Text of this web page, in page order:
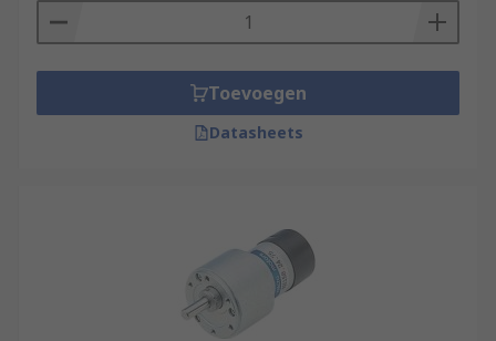
Toevoegen
Datasheets